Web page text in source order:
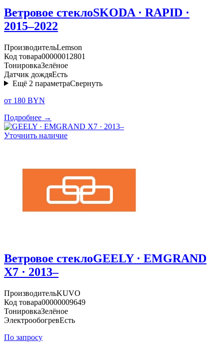
Ветровое стеклоSKODA · RAPID ·
2015–2022
ПроизводительLemson
Код товара00000012801
ТонировкаЗелёное
Датчик дождяЕсть
Ещё 2 параметраСвернуть
от 180 BYN
Подробнее →
Уточнить наличие
Ветровое стеклоGEELY · EMGRAND
X7 · 2013–
ПроизводительKUVO
Код товара00000009649
ТонировкаЗелёное
ЭлектрообогревЕсть
По запросу